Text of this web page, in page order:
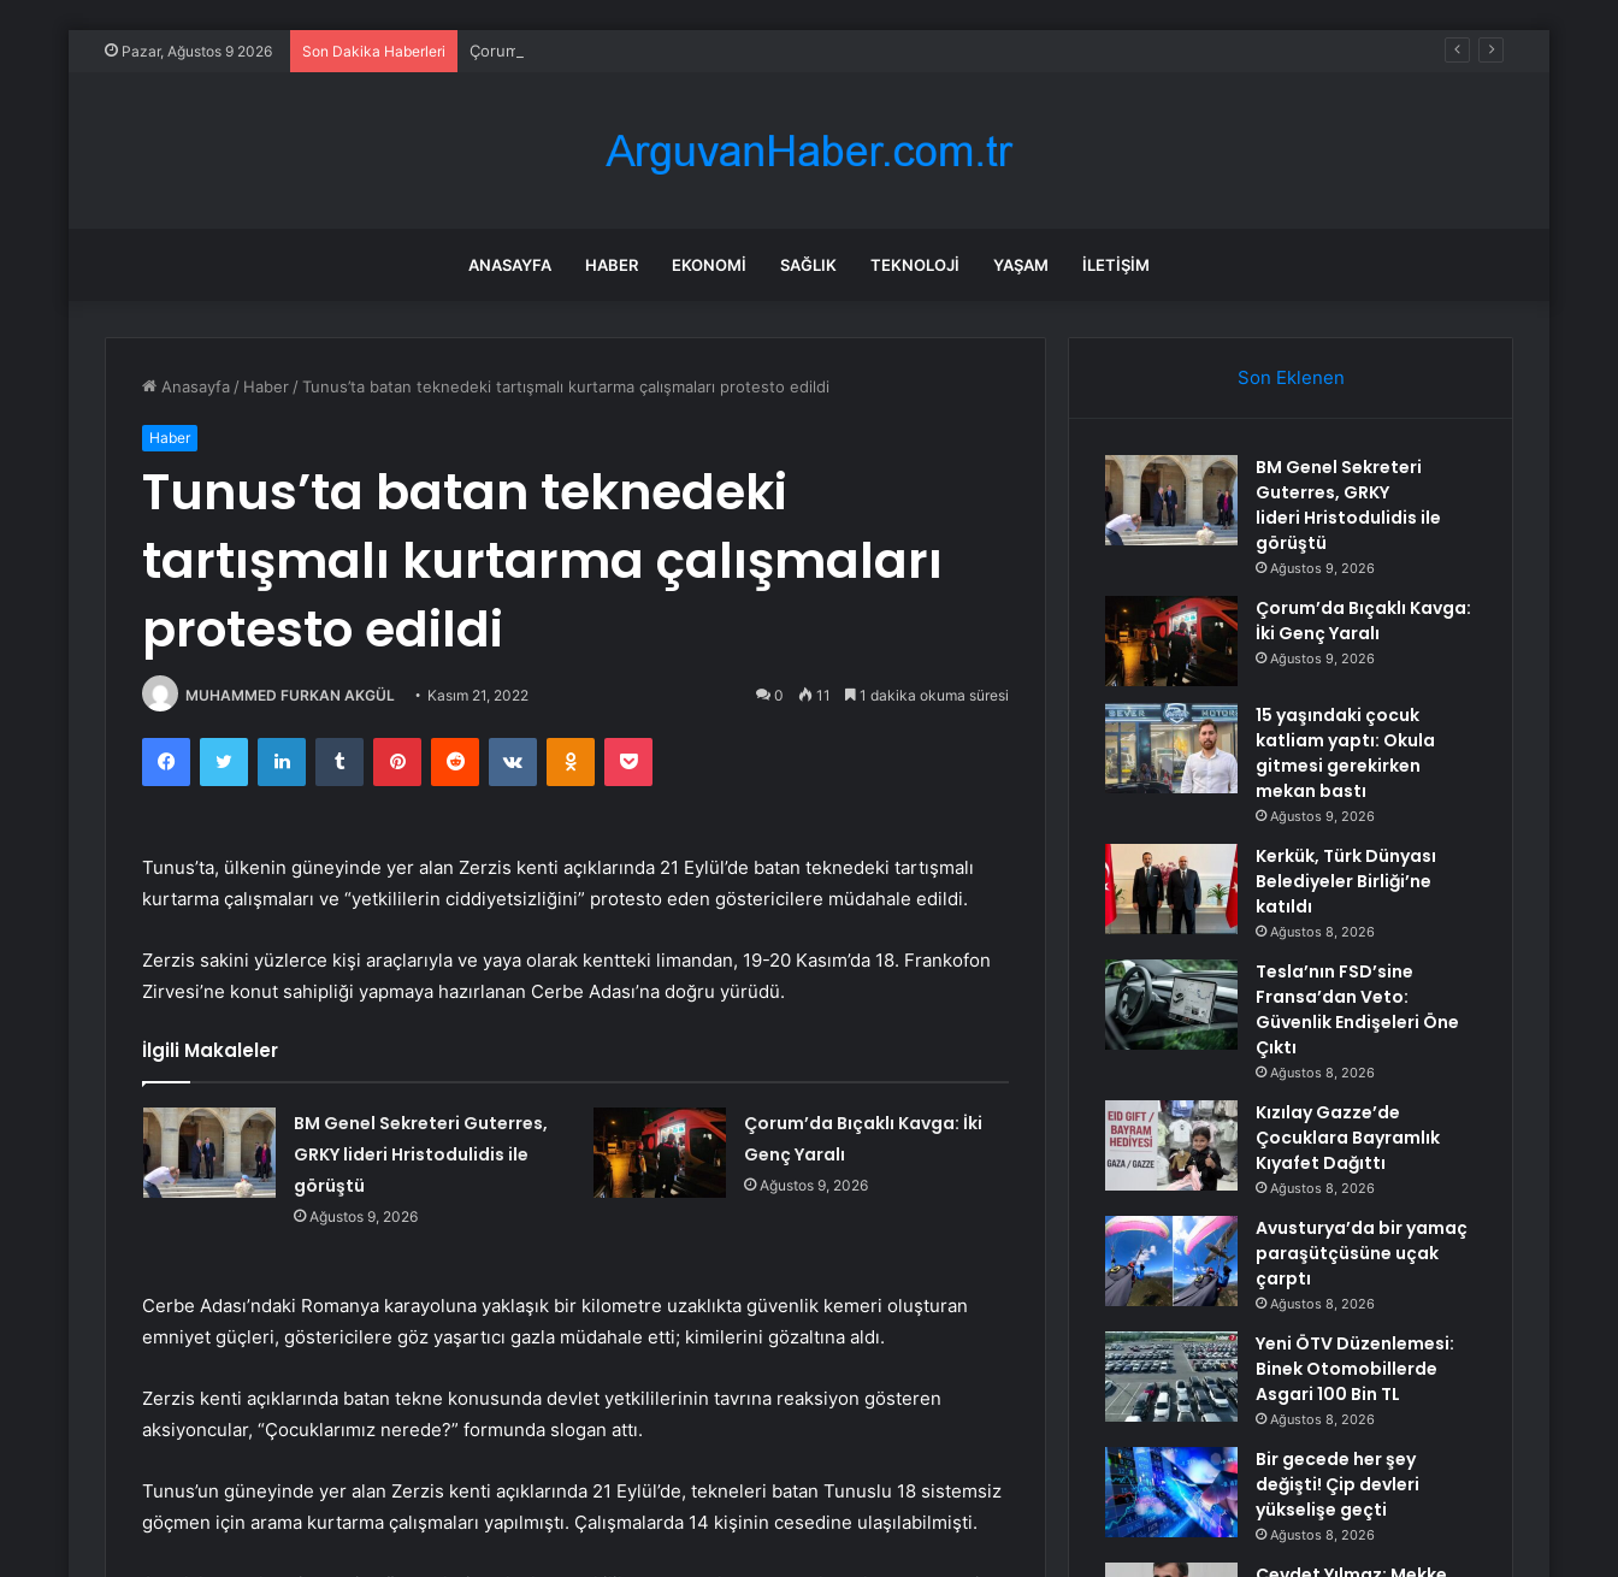
Pazar, Ağustos 9 2026 Son Dakika Haberleri Çorum’da Bıçaklı Kavga: İki Genç Yaralı
ANASAYFA HABER EKONOMI SAĞLIK TEKNOLOJI YAŞAM İLETIŞIM
Anasayfa / Haber /Tunus’ta batan teknedeki tartışmalı kurtarma çalışmaları protesto edildi
Haber
Tunus’ta batan teknedeki
tartışmalı kurtarma çalışmaları
protesto edildi
MUHAMMED FURKAN AKGÜL Kasım 21, 2022 0 11 1 dakika okuma süresi
FacebookTwitter LinkedInTumblr PinterestReddit VKontakteOdnoklassniki
Pocket
Tunus’ta, ülkenin güneyinde yer alan Zerzis kenti açıklarında 21 Eylül’de batan teknedeki tartışmalı
kurtarma çalışmaları ve “yetkililerin ciddiyetsizliğini” protesto eden göstericilere müdahale edildi.
Zerzis sakini yüzlerce kişi araçlarıyla ve yaya olarak kentteki limandan, 19-20 Kasım’da 18. Frankofon
Zirvesi’ne konut sahipliği yapmaya hazırlanan Cerbe Adası’na doğru yürüdü.
İlgili Makaleler
BM Genel Sekreteri Guterres,
GRKY lideri Hristodulidis ile
görüştü
Ağustos 9, 2026
Çorum’da Bıçaklı Kavga: İki
Genç Yaralı
Ağustos 9, 2026
Cerbe Adası’ndaki Romanya karayoluna yaklaşık bir kilometre uzaklıkta güvenlik kemeri oluşturan
emniyet güçleri, göstericilere göz yaşartıcı gazla müdahale etti; kimilerini gözaltına aldı.
Zerzis kenti açıklarında batan tekne konusunda devlet yetkililerinin tavrına reaksiyon gösteren
aksiyoncular, “Çocuklarımız nerede?” formunda slogan attı.
Tunus’un güneyinde yer alan Zerzis kenti açıklarında 21 Eylül’de, tekneleri batan Tunuslu 18 sistemsiz
göçmen için arama kurtarma çalışmaları yapılmıştı. Çalışmalarda 14 kişinin cesedine ulaşılabilmişti.
Son Eklenen
BM Genel Sekreteri
Guterres, GRKY
lideri Hristodulidis ile
görüştü
Ağustos 9, 2026
Çorum’da Bıçaklı Kavga:
İki Genç Yaralı
Ağustos 9, 2026
15 yaşındaki çocuk
katliam yaptı: Okula
gitmesi gerekirken
mekan bastı
Ağustos 9, 2026
Kerkük, Türk Dünyası
Belediyeler Birliği’ne
katıldı
Ağustos 8, 2026
Tesla’nın FSD’sine
Fransa’dan Veto:
Güvenlik Endişeleri Öne
Çıktı
Ağustos 8, 2026
Kızılay Gazze’de
Çocuklara Bayramlık
Kıyafet Dağıttı
Ağustos 8, 2026
Avusturya’da bir yamaç
paraşütçüsüne uçak
çarptı
Ağustos 8, 2026
Yeni ÖTV Düzenlemesi:
Binek Otomobillerde
Asgari 100 Bin TL
Ağustos 8, 2026
Bir gecede her şey
değişti! Çip devleri
yükselişe geçti
Ağustos 8, 2026